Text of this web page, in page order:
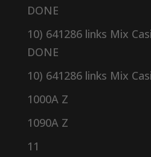
DONE
10) 641286 links Mix
DONE
10) 641286 links Mix
1000A Z
1090A Z
11